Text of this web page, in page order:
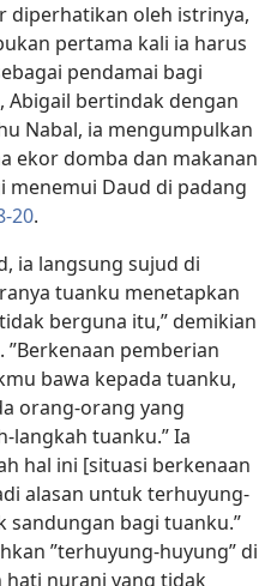
diperhatikan oleh istrinya,
pertama kali ia harus
pendamai bagi
Abigail bertindak dengan
Nabal, ia mengumpulkan
ekor domba dan makanan
Daud di padang
20.
ia langsung sujud di
tuanku menetapkan
berguna itu,” demikian
pemberian
bawa kepada tuanku,
orang-orang yang
langkah tuanku.” Ia
hal ini [situasi berkenaan
alasan untuk terhuyung-
sandungan bagi tuanku.”
”terhuyung-huyung” di
nurani yang tidak